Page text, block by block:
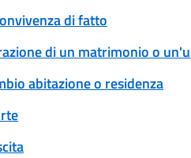
di fatto
di un matrimonio o
abitazione o residenza